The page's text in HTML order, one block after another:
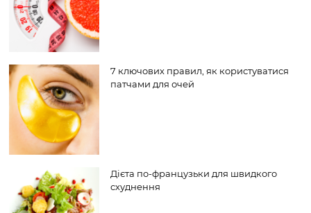
7 ключових правил, як користуватися
патчами для очей
Дієта по-французьки для швидкого
схуднення